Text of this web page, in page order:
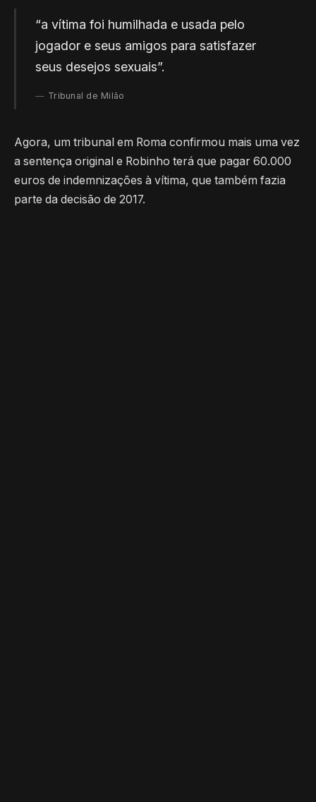
“a vítima foi humilhada e usada pelo
jogador e seus amigos para satisfazer
seus desejos sexuais”.
Tribunal de Milão
Agora, um tribunal em Roma confirmou mais uma vez
a sentença original e Robinho terá que pagar 60.000
euros de indemnizações à vítima, que também fazia
parte da decisão de 2017.